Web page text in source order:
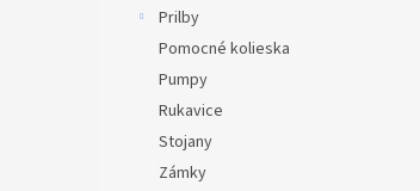
Prilby
Pomocné kolieska
Pumpy
Rukavice
Stojany
Zámky